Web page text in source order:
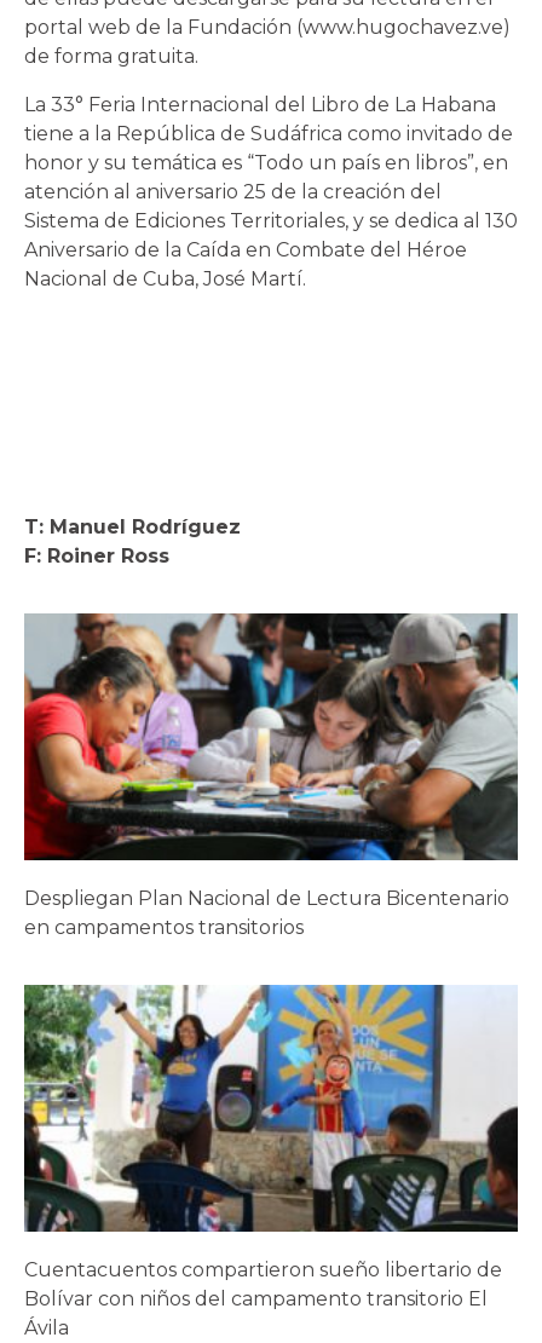
portal web de la Fundación (www.hugochavez.ve)
de forma gratuita.
La 33° Feria Internacional del Libro de La Habana
tiene a la República de Sudáfrica como invitado de
honor y su temática es “Todo un país en libros”, en
atención al aniversario 25 de la creación del
Sistema de Ediciones Territoriales, y se dedica al 130
Aniversario de la Caída en Combate del Héroe
Nacional de Cuba, José Martí.
T: Manuel Rodríguez
F: Roiner Ross
Despliegan Plan Nacional de Lectura Bicentenario
en campamentos transitorios
Cuentacuentos compartieron sueño libertario de
Bolívar con niños del campamento transitorio El
Ávila